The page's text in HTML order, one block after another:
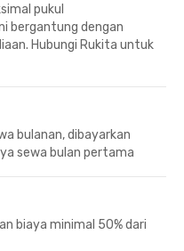
pukul
bergantung dengan
Hubungi Rukita untuk
bulanan, dibayarkan
sewa bulan pertama
biaya minimal 50% dari